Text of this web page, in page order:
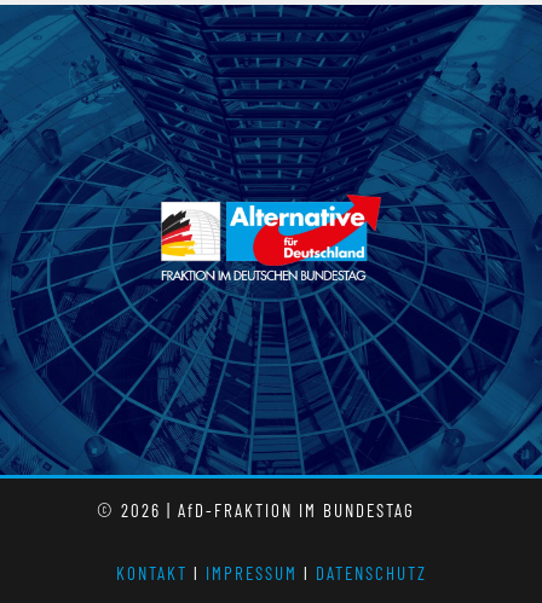
© 2026 | AfD-FRAKTION IM BUNDESTAG
KONTAKT l IMPRESSUM l DATENSCHUTZ